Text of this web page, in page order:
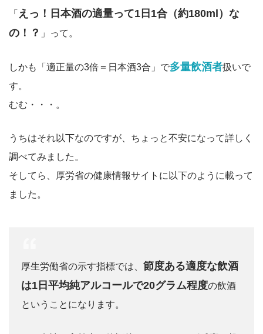
「 えっ！日本酒の適量って1日1合（約180ml）な
の！？ 」って。
しかも「適正量の3倍＝日本酒3合」で多量飲酒者扱いで
す。
むむ・・・。
うちはそれ以下なのですが、ちょっと不安になって詳しく
調べてみました。
そしてら、厚労省の健康情報サイトに以下のように載って
ました。
厚生労働省の示す指標では、 節度ある適度な飲酒
は1日平均純アルコールで20グラム程度の飲酒
ということになります。